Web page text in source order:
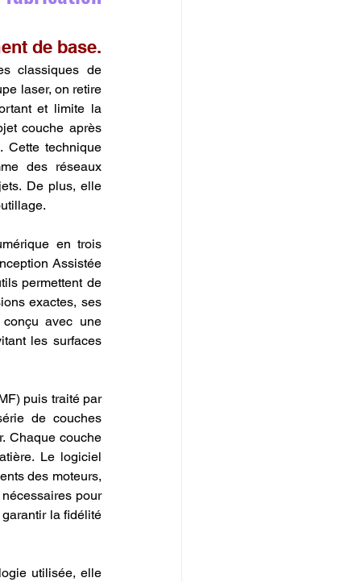
de base.
classiques de
laser, on retire
et limite la
couche après
Cette technique
des réseaux
De plus, elle
en trois
Assistée
permettent de
exactes, ses
avec une
les surfaces
puis traité par
de couches
Chaque couche
Le logiciel
des moteurs,
pour
la fidélité
utilisée, elle